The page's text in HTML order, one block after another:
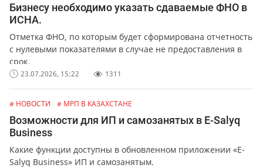
Бизнесу необходимо указать сдаваемые ФНО в
ИСНА.
Отметка ФНО, по которым будет сформирована отчетность
с нулевыми показателями в случае не предоставления в
срок.
23.07.2026, 15:22 1311
# НОВОСТИ # МРП В КАЗАХСТАНЕ
Возможности для ИП и самозанятых в E-Salyq
Business
Какие функции доступны в обновленном приложении «E-
Salyq Business» ИП и самозанятым.